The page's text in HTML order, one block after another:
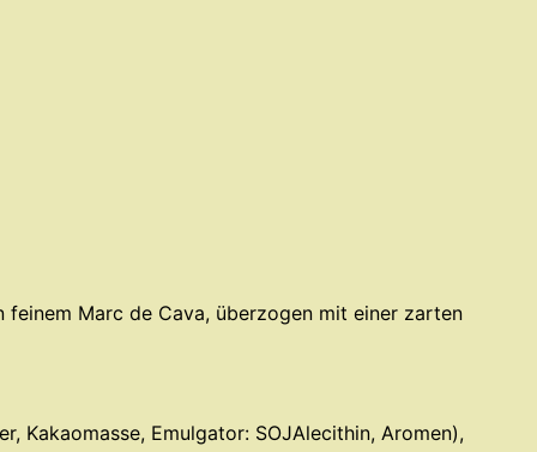
feinem Marc de Cava, überzogen mit einer zarten
Kakaomasse, Emulgator: SOJAlecithin, Aromen),